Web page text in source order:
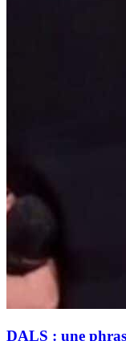
DALS : une